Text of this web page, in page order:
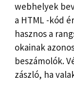
webhelyek
a HTML -kód
hasznos a
okainak
beszámolók.
zászló, ha